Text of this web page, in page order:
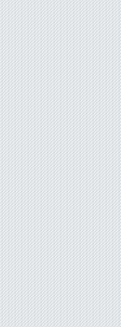
pour la